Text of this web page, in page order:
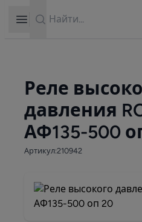
Open sidebar
Реле
давления
АФ135-500
Артикул:210942